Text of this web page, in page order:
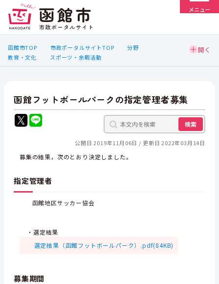
メニュー
函館市TOP 市政ポータルサイトTOP
分野
教育・文化
スポーツ・余暇活動
函館フットボールパークの指定管理者募集
検索
公開日 2019年11月06日 更新日 2022年03月14日
募集の結果，次のとおり決定しました。
指定管理者
函館地区サッカー協会
・選定結果
選定結果（函館フットボールパーク）.pdf(84KB)
募集期間